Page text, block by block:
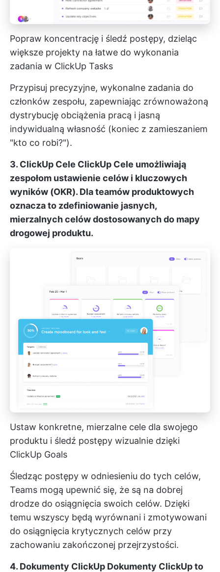
Popraw koncentrację i śledź postępy, dzieląc
większe projekty na łatwe do wykonania
zadania w ClickUp Tasks
Przypisuj precyzyjne, wykonalne zadania do
członków zespołu, zapewniając zrównoważoną
dystrybucję obciążenia pracą i jasną
indywidualną własność (koniec z zamieszaniem
"kto co robi?").
3. ClickUp Cele ClickUp Cele umożliwiają
zespołom ustawienie celów i kluczowych
wyników (OKR). Dla teamów produktowych
oznacza to zdefiniowanie jasnych,
mierzalnych celów dostosowanych do mapy
drogowej produktu.
Ustaw konkretne, mierzalne cele dla swojego
produktu i śledź postępy wizualnie dzięki
ClickUp Goals
Śledząc postępy w odniesieniu do tych celów,
Teams mogą upewnić się, że są na dobrej
drodze do osiągnięcia swoich celów. Dzięki
temu wszyscy będą wyrównani i zmotywowani
do osiągnięcia krytycznych celów przy
zachowaniu zakończonej przejrzystości.
4. Dokumenty ClickUp Dokumenty ClickUpto